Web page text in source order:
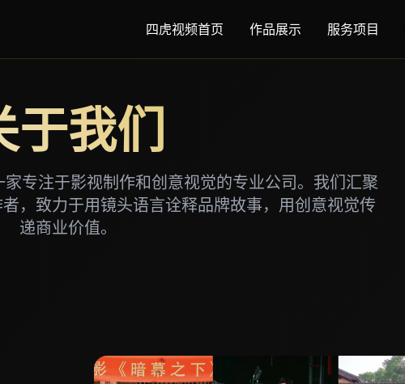
四虎视频首页 作品展示 服务项目
于我们
专注于影视制作和创意视觉的专业公司。我们汇聚
，致力于用镜头语言诠释品牌故事，用创意视觉传
递商业价值。